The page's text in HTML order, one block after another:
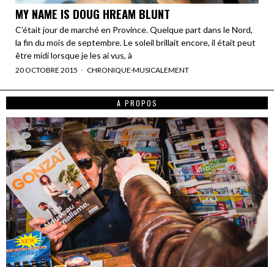
MY NAME IS DOUG HREAM BLUNT
C’était jour de marché en Province. Quelque part dans le Nord,
la fin du mois de septembre. Le soleil brillait encore, il était peut
être midi lorsque je les ai vus, à
20 OCTOBRE 2015 CHRONIQUE·MUSICALEMENT
A PROPOS